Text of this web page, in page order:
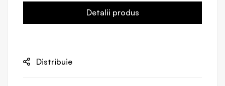
Detalii produs
Distribuie